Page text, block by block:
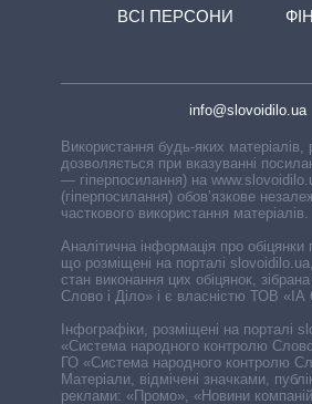
ВСІ ПЕРСОНИ
info@slovoidilo.ua
Використання будь-яких матеріалів,
дозволяється при вказуванні
— гіперпосилання) на
(гіперпосилання) обов’язкове
часткового використання матеріалів.
Аналітична інформація про обіцянки
що розміщені на порталі
стан виконання цих обіцянок,
Слово і Діло» і є власністю ТОВ «ІА
Інфографіки, розміщені на порталі
«Система народного контролю Слово
ГО «Система народного контролю
Матеріали, відмічені значками,
реклами: «Промо», «Новини